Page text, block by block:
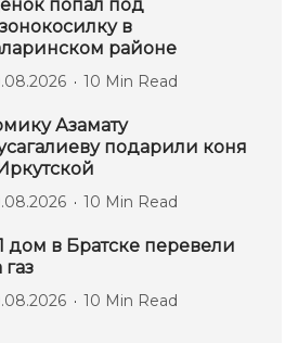
попал под
в
районе
10 Min Read
Азамату
подарили коня
10 Min Read
дом в Братске перевели
газ
10 Min Read